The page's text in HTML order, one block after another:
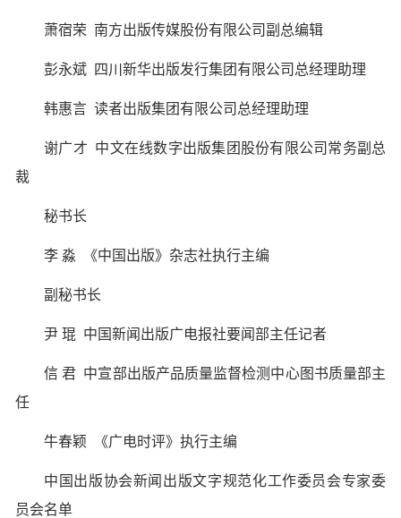
萧宿荣 南方出版传媒股份有限公司副总编辑
彭永斌 四川新华出版发行集团有限公司总经理助理
韩惠言 读者出版集团有限公司总经理助理
谢广才 中文在线数字出版集团股份有限公司常务副总
裁
秘书长
李 淼 《中国出版》杂志社执行主编
副秘书长
尹 琨 中国新闻出版广电报社要闻部主任记者
信 君 中宣部出版产品质量监督检测中心图书质量部主
任
牛春颖 《广电时评》执行主编
中国出版协会新闻出版文字规范化工作委员会专家委
员会名单